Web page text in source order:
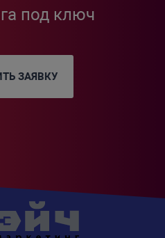
под ключ
ЗАЯВКУ